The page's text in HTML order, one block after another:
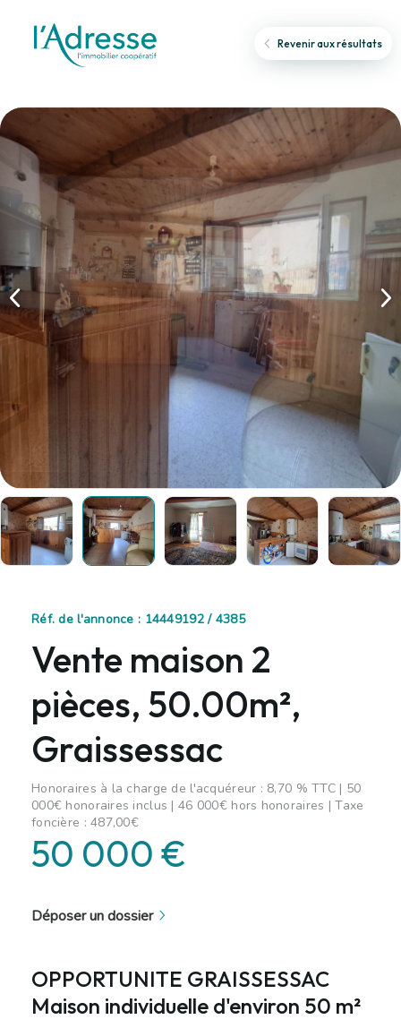
Revenir aux résultats
Réf. de l'annonce : 14449192 / 4385
Vente maison 2
pièces, 50.00m²,
Graissessac
Honoraires à la charge de l'acquéreur : 8,70 % TTC | 50
000€ honoraires inclus | 46 000€ hors honoraires | Taxe
foncière : 487,00€
50 000 €
Déposer un dossier
OPPORTUNITE GRAISSESSAC
Maison individuelle d'environ 50 m²